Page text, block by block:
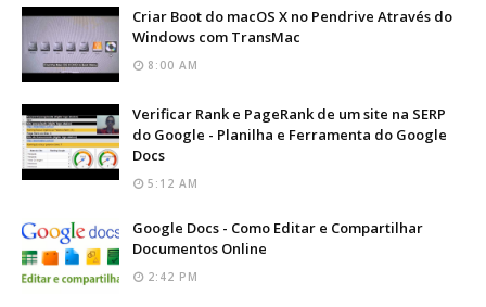
Criar Boot do macOS X no Pendrive Através do
Windows com TransMac
8:00 AM
Verificar Rank e PageRank de um site na SERP
do Google - Planilha e Ferramenta do Google
Docs
5:12 AM
Google Docs - Como Editar e Compartilhar
Documentos Online
2:42 PM